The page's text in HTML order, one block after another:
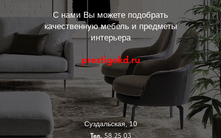
С нами Вы можете подобрать
качественную мебель и предметы
интерьера
Суздальская, 10
prestigekd.ru
Тел.58 25 03